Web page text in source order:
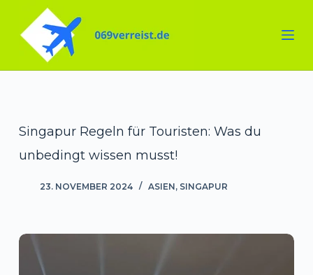
Inhalt
springen
Singapur Regeln für Touristen: Was du
unbedingt wissen musst!
23. NOVEMBER 2024 ASIEN, SINGAPUR